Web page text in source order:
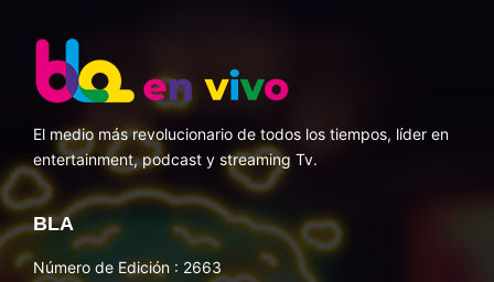
El medio más revolucionario de todos los tiempos, líder en
entertainment, podcast y streaming Tv.
BLA
Número de Edición : 2663